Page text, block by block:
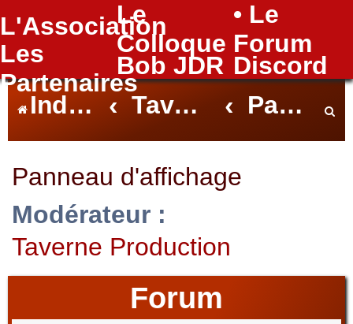
L'Association
Le
Colloque
• Le
Forum
Les
Partenaires
Bob JDR Discord
FAQ
Index du forum Taverne Panneau d'affichage
h
Panneau d'affichage
Modérateur :
Taverne Production
Forum